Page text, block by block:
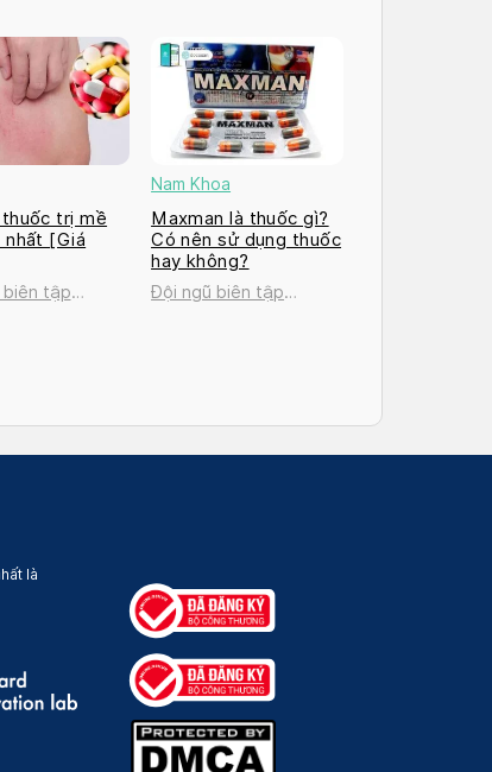
thuốc trị mề
[Giá
tập
Nam Khoa
Maxman là thuốc gì?
Có nên sử dụng thuốc
hay không?
Đội ngũ biên tập
là